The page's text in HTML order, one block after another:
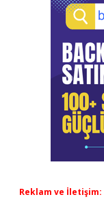
Reklam ve İletişim: